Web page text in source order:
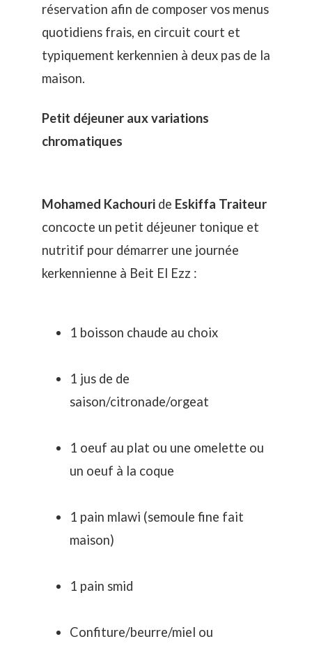
réservation afin de composer vos menus
quotidiens frais, en circuit court et
typiquement kerkennien à deux pas de la
maison.
Petit déjeuner aux variations
chromatiques
Mohamed Kachouri de Eskiffa Traiteur
concocte un petit déjeuner tonique et
nutritif pour démarrer une journée
kerkennienne à Beit El Ezz :
1 boisson chaude au choix
1 jus de de
saison/citronade/orgeat
1 oeuf au plat ou une omelette ou
un oeuf à la coque
1 pain mlawi (semoule fine fait
maison)
1 pain smid
Confiture/beurre/miel ou